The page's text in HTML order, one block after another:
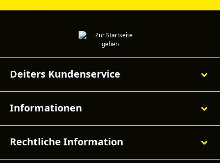
Deiters Kundenservice
Informationen
Rechtliche Information